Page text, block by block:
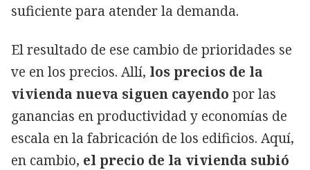
suficiente para atender la demanda.
El resultado de ese cambio de prioridades se
ve en los precios. Allí, los precios de la
vivienda nueva siguen cayendo por las
ganancias en productividad y economías de
escala en la fabricación de los edificios. Aquí,
en cambio, el precio de la vivienda subió